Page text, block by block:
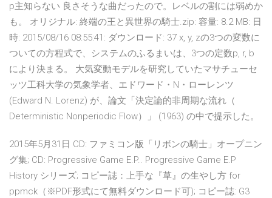
p主知らない 良さそうな曲だったので。レベルの割には弱めか
も。 オリジナル: 終端の王と異世界の騎士.zip: 容量: 8.2 MB: 日
時: 2015/08/16 08:55:41: ダウンロード: 37 x, y, zの3つの変数に
ついての方程式で、システムのふるまいは、3つの定数p, r, b
により決まる。 大気変動モデルを研究していたマサチューセ
ッツ工科大学の気象学者、エドワード・N・ローレンツ
(Edward N. Lorenz) が、論文「決定論的非周期な流れ（
Deterministic Nonperiodic Flow）」 (1963) の中で提示した。
2015年5月31日 CD: ファミコン版「リボンの騎士」オープニン
グ集; CD: Progressive Game E.P.. Progressive Game E.P
History シリーズ; コピー誌：上手な『草』の生やし方 for
ppmck（※PDF形式にて無料ダウンロード可); コピー誌: G3